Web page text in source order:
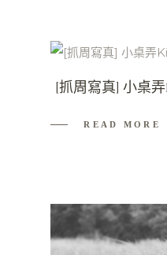
[抓周寫真] 小桌
READ MORE